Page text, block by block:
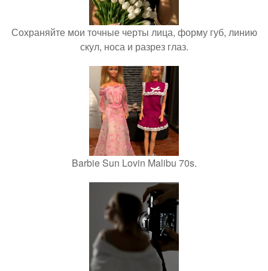
Сохраняйте мои точные черты лица, форму губ, линию
скул, носа и разрез глаз.
Barbie Sun Lovin Malibu 70s.